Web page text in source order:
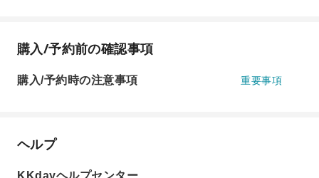
購入/予約前の確認事項
購入/予約時の注意事項 重要事項
ヘルプ
KKdayヘルプセンター